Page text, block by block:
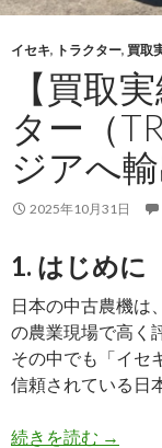
ラ
ク
タ
ー
（
4）
を
ー
ジ
ア
へ
輸
出
ま
イセキ, トラクター, 買取
【買取
ター（
ジアへ
2025年10月31日
1. はじめに
日本の中古農機は
の農業現場で高く
その中でも「イセ
信頼されている日
続きを読む 【買
→